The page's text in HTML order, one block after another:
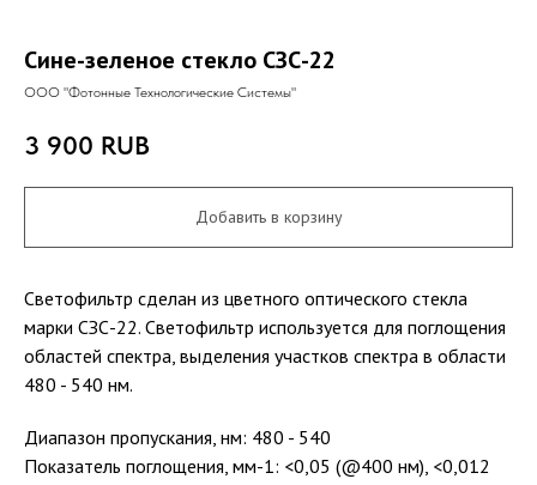
Сине-зеленое стекло СЗС-22
ООО "Фотонные Технологические Системы"
3 900 RUB
Добавить в корзину
Светофильтр сделан из цветного оптического стекла
марки СЗС-22. Светофильтр используется для поглощения
областей спектра, выделения участков спектра в области
480 - 540 нм.
Диапазон пропускания, нм: 480 - 540
Показатель поглощения, мм-1: <0,05 (@400 нм), <0,012